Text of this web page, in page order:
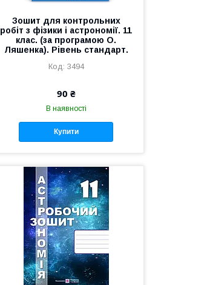
Зошит для контрольних
робіт з фізики і астрономії. 11
клас. (за програмою О.
Ляшенка). Рівень стандарт.
3494
90 ₴
В наявності
Купити